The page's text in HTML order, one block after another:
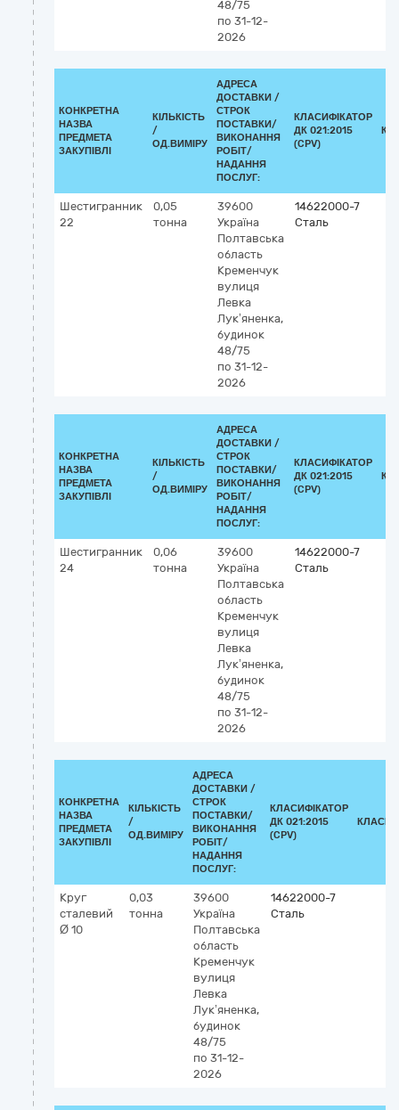
48/75
по 31-12-
2026
КОНКРЕТНА
НАЗВА
ПРЕДМЕТА
ЗАКУПІВЛІ
КІЛЬКІСТЬ
/
ОД.ВИМІРУ
АДРЕСА
ДОСТАВКИ /
СТРОК
ПОСТАВКИ/
ВИКОНАННЯ
РОБІТ/
НАДАННЯ
ПОСЛУГ:
КЛАСИФІКАТОР
ДК 021:2015
(CPV)
Шестигранник
22
0,05
тонна
39600
Україна
Полтавська
область
Кременчук
вулиця
Левка
Лук’яненка,
будинок
48/75
по 31-12-
2026
14622000-7
Сталь
КОНКРЕТНА
НАЗВА
ПРЕДМЕТА
ЗАКУПІВЛІ
КІЛЬКІСТЬ
/
ОД.ВИМІРУ
АДРЕСА
ДОСТАВКИ /
СТРОК
ПОСТАВКИ/
ВИКОНАННЯ
РОБІТ/
НАДАННЯ
ПОСЛУГ:
КЛАСИФІКАТОР
ДК 021:2015
(CPV)
Шестигранник
24
0,06
тонна
39600
Україна
Полтавська
область
Кременчук
вулиця
Левка
Лук’яненка,
будинок
48/75
по 31-12-
2026
14622000-7
Сталь
КОНКРЕТНА
НАЗВА
ПРЕДМЕТА
ЗАКУПІВЛІ
КІЛЬКІСТЬ
/
ОД.ВИМІРУ
АДРЕСА
ДОСТАВКИ /
СТРОК
ПОСТАВКИ/
ВИКОНАННЯ
РОБІТ/
НАДАННЯ
ПОСЛУГ:
КЛАСИФІКАТОР
ДК 021:2015
(CPV)
Круг
сталевий
Ø 10
0,03
тонна
39600
Україна
Полтавська
область
Кременчук
вулиця
Левка
Лук’яненка,
будинок
48/75
по 31-12-
2026
14622000-7
Сталь